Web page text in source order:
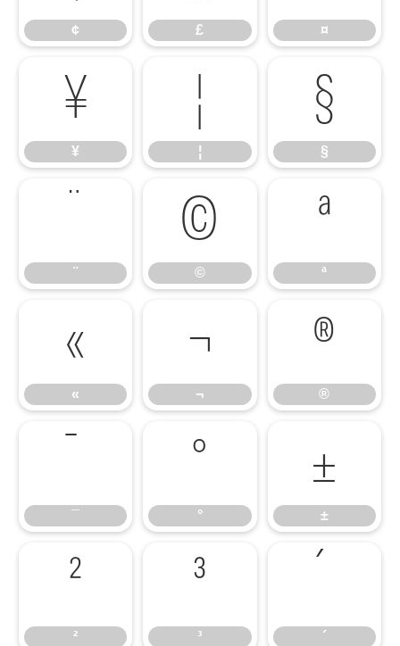
¢ £ ¤
¥
¥
¦
¦
§
§
¨
©
©
ª
ª
«
«
¬
¬
®
®
¯
°
°
±
±
²
²
³
³ ´